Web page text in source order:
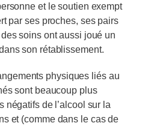
et le soutien exempt
par ses proches, ses pairs
soins ont aussi joué un
son rétablissement.
physiques liés au
sont beaucoup plus
négatifs de l’alcool sur la
et (comme dans le cas de